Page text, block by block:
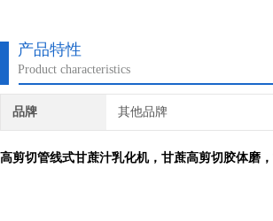
产品特性
Product characteristics
品牌 其他品牌
高剪切管线式甘蔗汁乳化机， 甘蔗高剪切 胶体磨，